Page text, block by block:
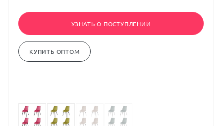
УЗНАТЬ О ПОСТУПЛЕНИИ
КУПИТЬ ОПТОМ